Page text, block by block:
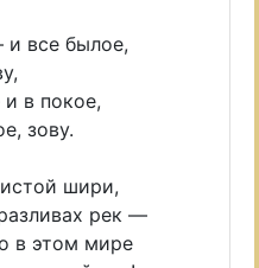
все былое,
в покое,
зову.
шири,
рек —
в этом мире